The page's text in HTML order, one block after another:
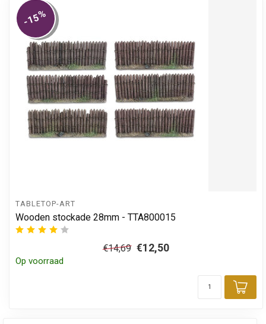
-15%
TABLETOP-ART
Wooden stockade 28mm - TTA800015
€14,69 €12,50
Op voorraad